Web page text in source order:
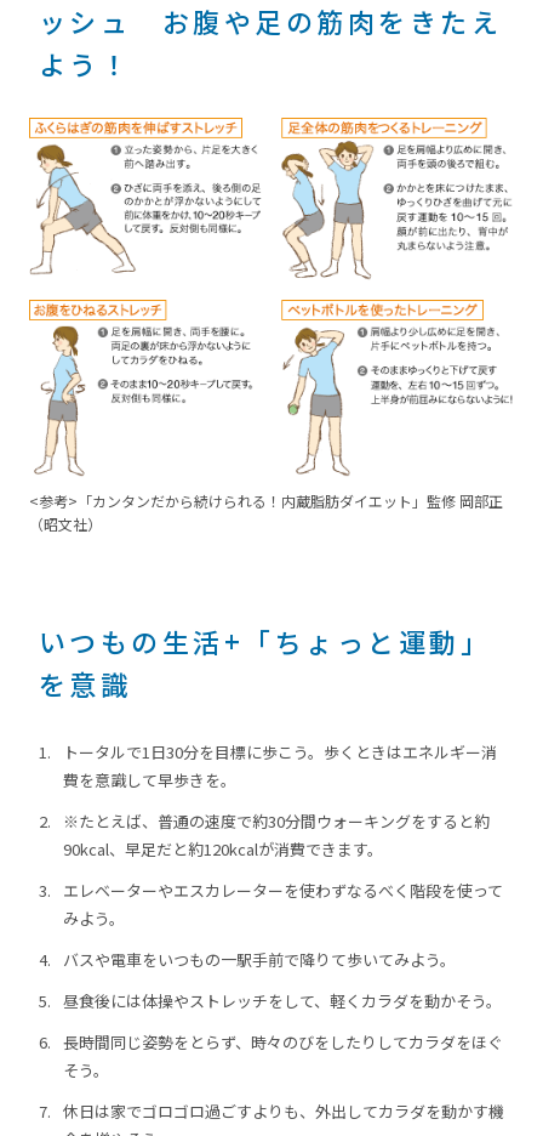
ッシュ お腹や足の筋肉をきたえ
よう！
<参考>「カンタンだから続けられる！内蔵脂肪ダイエット」監修 岡部正
（昭文社）
いつもの生活+「ちょっと運動」
を意識
トータルで1日30分を目標に歩こう。歩くときはエネルギー消
費を意識して早歩きを。
※たとえば、普通の速度で約30分間ウォーキングをすると約
90kcal、早足だと約120kcalが消費できます。
エレベーターやエスカレーターを使わずなるべく階段を使って
みよう。
バスや電車をいつもの一駅手前で降りて歩いてみよう。
昼食後には体操やストレッチをして、軽くカラダを動かそう。
長時間同じ姿勢をとらず、時々のびをしたりしてカラダをほぐ
そう。
休日は家でゴロゴロ過ごすよりも、外出してカラダを動かす機